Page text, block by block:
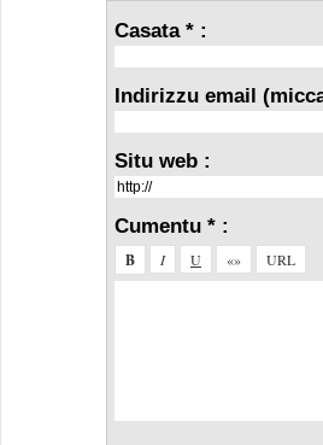
Casata * :
Indirizzu email
Situ web :
Cumentu * :